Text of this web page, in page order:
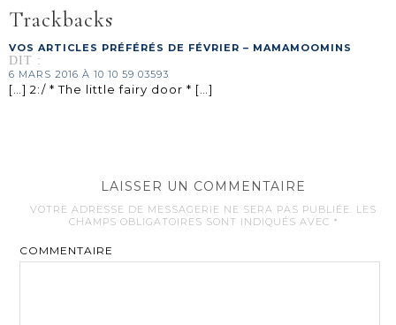
Trackbacks
VOS ARTICLES PRÉFÉRÉS DE FÉVRIER – MAMAMOOMINS
DIT :
6 MARS 2016 À 10 10 59 03593
[…] 2:/ * The little fairy door * […]
LAISSER UN COMMENTAIRE
VOTRE ADRESSE DE MESSAGERIE NE SERA PAS PUBLIÉE.
LES
CHAMPS OBLIGATOIRES SONT INDIQUÉS AVEC *
COMMENTAIRE